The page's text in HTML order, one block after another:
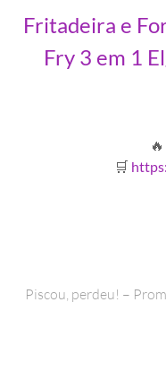
Fritadeira e
Fry 3 em 1
🛒
Piscou, perdeu! –